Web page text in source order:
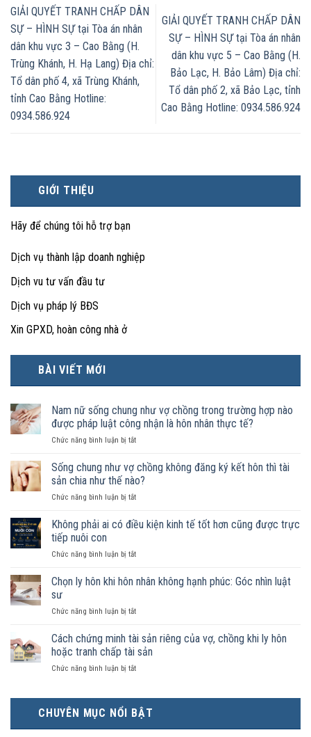
GIỚI THIỆU
Hãy để chúng tôi hỗ trợ bạn
Dịch vụ thành lập doanh nghiệp
Dịch vu tư vấn đầu tư
Dịch vụ pháp lý BĐS
Xin GPXD, hoàn công nhà ở
BÀI VIẾT MỚI
Nam nữ sống chung như vợ chồng trong trường hợp nào
được pháp luật công nhận là hôn nhân thực tế?
Chức năng bình luận bị tắtở
nữ
sống
chung
như
chồng
hợp
được
là
hôn
Sống chung như vợ chồng không đăng ký kết hôn thì tài
sản chia như thế nào?
Chức năng bình luận bị tắtở
chung
chồng
đăng
hôn
tài
sản
nào?
Không phải ai có điều kiện kinh tế tốt hơn cũng được trực
tiếp nuôi con
Chức năng bình luận bị tắtở
phải
điều
kinh
tế
hơn
trực
tiếp
nuôi
Chọn ly hôn khi hôn nhân không hạnh phúc: Góc nhìn luật
sư
Chức năng bình luận bị tắtở
ly
hôn
khi
hôn
hạnh
phúc:
Góc
Cách chứng minh tài sản riêng của vợ, chồng khi ly hôn
hoặc tranh chấp tài sản
Chức năng bình luận bị tắtở
tài
sản
CHUYÊN MỤC NỔI BẬT
GIẢI QUYẾT TRANH CHẤP DÂN
SỰ – HÌNH SỰ tại Tòa án nhân
dân khu vực 3 – Cao Bằng (H.
Trùng Khánh, H. Hạ Lang) Địa chỉ:
Tổ dân phố 4, xã Trùng Khánh,
tỉnh Cao Bằng Hotline:
0934.586.924
GIẢI QUYẾT TRANH CHẤP DÂN
SỰ – HÌNH SỰ tại Tòa án nhân
dân khu vực 5 – Cao Bằng (H.
Bảo Lạc, H. Bảo Lâm) Địa chỉ:
Tổ dân phố 2, xã Bảo Lạc, tỉnh
Cao Bằng Hotline: 0934.586.924